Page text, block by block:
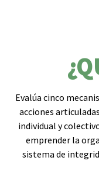
Evalúa cinco
acciones
individual y
emprender la
sistema de